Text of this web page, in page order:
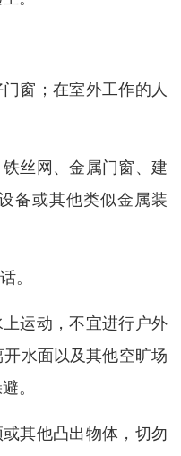
窗；在室外工作的人
丝网、金属门窗、建
备或其他类似金属装
。
运动，不宜进行户外
水面以及其他空旷场
。
其他凸出物体，切勿